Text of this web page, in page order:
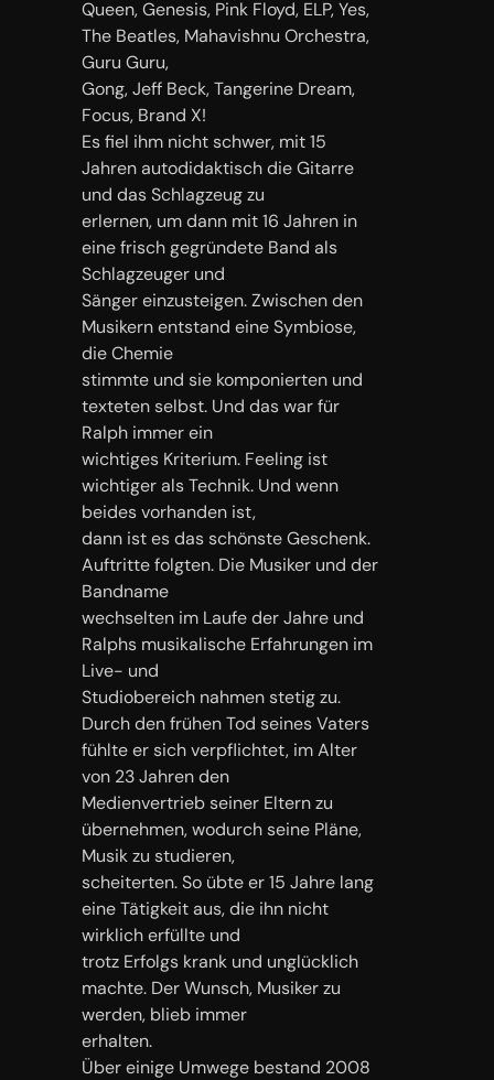
Queen, Genesis, Pink Floyd, ELP, Yes,
The Beatles, Mahavishnu Orchestra,
Guru Guru,
Gong, Jeff Beck, Tangerine Dream,
Focus, Brand X!
Es fiel ihm nicht schwer, mit 15
Jahren autodidaktisch die Gitarre
und das Schlagzeug zu
erlernen, um dann mit 16 Jahren in
eine frisch gegründete Band als
Schlagzeuger und
Sänger einzusteigen. Zwischen den
Musikern entstand eine Symbiose,
die Chemie
stimmte und sie komponierten und
texteten selbst. Und das war für
Ralph immer ein
wichtiges Kriterium. Feeling ist
wichtiger als Technik. Und wenn
beides vorhanden ist,
dann ist es das schönste Geschenk.
Auftritte folgten. Die Musiker und der
Bandname
wechselten im Laufe der Jahre und
Ralphs musikalische Erfahrungen im
Live- und
Studiobereich nahmen stetig zu.
Durch den frühen Tod seines Vaters
fühlte er sich verpflichtet, im Alter
von 23 Jahren den
Medienvertrieb seiner Eltern zu
übernehmen, wodurch seine Pläne,
Musik zu studieren,
scheiterten. So übte er 15 Jahre lang
eine Tätigkeit aus, die ihn nicht
wirklich erfüllte und
trotz Erfolgs krank und unglücklich
machte. Der Wunsch, Musiker zu
werden, blieb immer
erhalten.
Über einige Umwege bestand 2008